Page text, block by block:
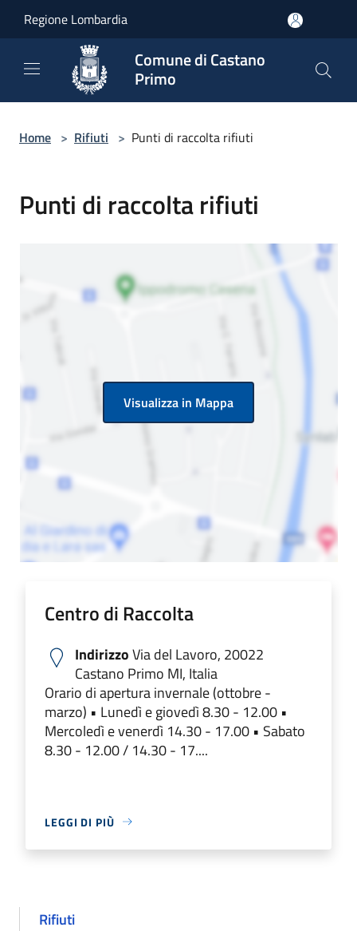
Regione Lombardia
Comune di Castano
Primo
Home > Rifiuti > Punti di raccolta rifiuti
Punti di raccolta rifiuti
Visualizza in Mappa
Centro di Raccolta
IndirizzoVia del Lavoro, 20022
Castano Primo MI, Italia
Orario di apertura invernale (ottobre -
marzo) • Lunedì e giovedì 8.30 - 12.00 •
Mercoledì e venerdì 14.30 - 17.00 • Sabato
8.30 - 12.00 / 14.30 - 17....
LEGGI DI PIÙ
Rifiuti